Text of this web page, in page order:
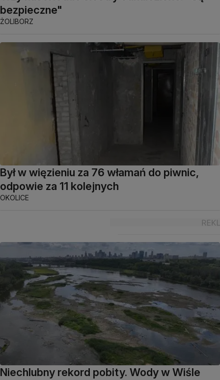
bezpieczne"
ŻOLIBORZ
Był w więzieniu za 76 włamań do piwnic,
odpowie za 11 kolejnych
OKOLICE
Niechlubny rekord pobity. Wody w Wiśle